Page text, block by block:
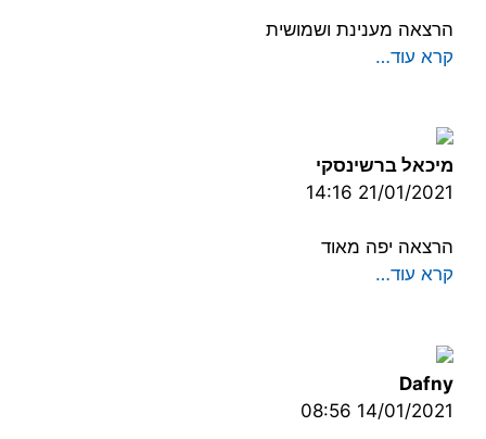
הרצאה מענינת ושמושית
קרא עוד…
מיכאל ברשינסקי
21/01/2021 14:16
הרצאה יפה מאוד
קרא עוד…
Dafny
14/01/2021 08:56